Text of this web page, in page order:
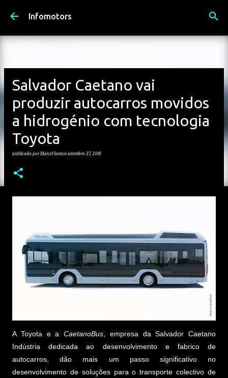
Avançar para o conteúdo principal
Infomotors
Salvador Caetano vai
produzir autocarros movidos
a hidrogénio com tecnologia
Toyota
publicada porMarcel Santos setembro 27, 2018
A Toyota e a CaetanoBus , empresa da Salvador Caetano
Indústria dedicada ao desenvolvimento e fabrico de
autocarros, dão mais um passo significativo no
desenvolvimento de soluções para o transporte colectivo de